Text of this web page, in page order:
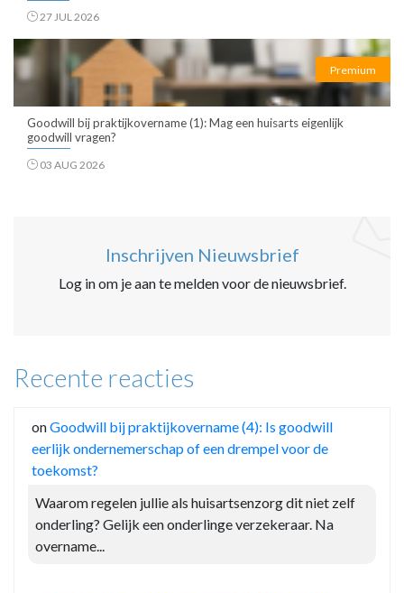
27 JUL 2026
Premium
Goodwill bij praktijkovername (1): Mag een huisarts eigenlijk
goodwill vragen?
03 AUG 2026
Inschrijven Nieuwsbrief
Log in om je aan te melden voor de nieuwsbrief.
Recente reacties
onGoodwill bij praktijkovername (4): Is goodwill
eerlijk ondernemerschap of een drempel voor de
toekomst?
Waarom regelen jullie als huisartsenzorg dit niet zelf
onderling? Gelijk een onderlinge verzekeraar. Na
overname...